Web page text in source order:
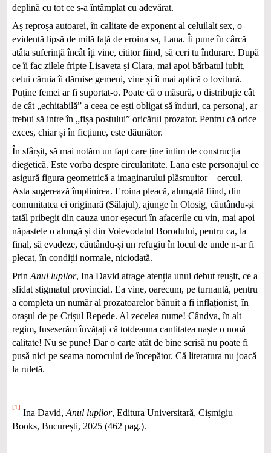
deplină cu tot ce s-a întâmplat cu adevărat.
Aș reproșa autoarei, în calitate de exponent al celuilalt sex, o
evidentă lipsă de milă față de eroina sa, Lana. Îi pune în cârcă
atâta suferință încât îți vine, cititor fiind, să ceri tu îndurare. După
ce îi fac zilele fripte Lisaveta și Clara, mai apoi bărbatul iubit,
celui căruia îi dăruise gemeni, vine și îi mai aplică o lovitură.
Puține femei ar fi suportat-o. Poate că o măsură, o distribuție cât
de cât „echitabilă” a ceea ce ești obligat să înduri, ca personaj, ar
trebui să intre în „fișa postului” oricărui prozator. Pentru că orice
exces, chiar și în ficțiune, este dăunător.
În sfârșit, să mai notăm un fapt care ține intim de construcția
diegetică. Este vorba despre circularitate. Lana este personajul ce
asigură figura geometrică a imaginarului plăsmuitor – cercul.
Asta sugerează împlinirea. Eroina pleacă, alungată fiind, din
comunitatea ei originară (Sălajul), ajunge în Olosig, căutându-și
tatăl pribegit din cauza unor eșecuri în afacerile cu vin, mai apoi
năpastele o alungă și din Voievodatul Borodului, pentru ca, la
final, să evadeze, căutându-și un refugiu în locul de unde n-ar fi
plecat, în condiții normale, niciodată.
PrinAnul lupilor, Ina David atrage atenția unui debut reușit, ce a
sfidat stigmatul provincial. Ea vine, oarecum, pe turnantă, pentru
a completa un număr al prozatoarelor bănuit a fi inflaționist, în
orașul de pe Crișul Repede. Al zecelea nume! Cândva, în alt
regim, fuseserăm învățați că totdeauna cantitatea naște o nouă
calitate! Nu se pune! Dar o carte atât de bine scrisă nu poate fi
pusă nici pe seama norocului de începător. Că literatura nu joacă
la ruletă.
[1]
Ina David, Anul lupilor, Editura Universitară, Cișmigiu
Books, București, 2025 (462 pag.).